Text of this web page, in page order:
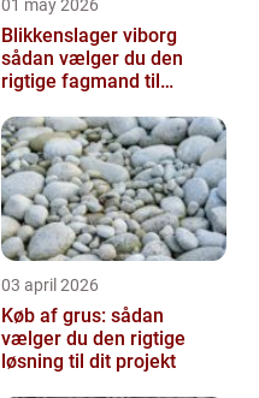
01 may 2026
Blikkenslager viborg
sådan vælger du den
rigtige fagmand til
03 april 2026
Køb af grus: sådan
vælger du den rigtige
løsning til dit projekt